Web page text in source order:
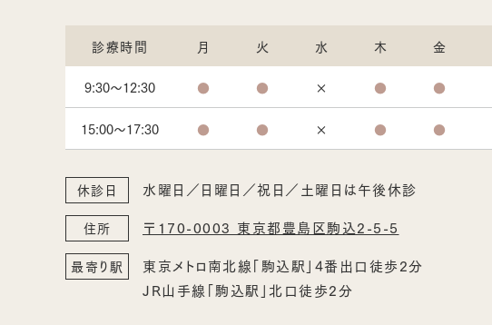
診療時間 月 火 水 木 金
9:30～12:30
● ● × ● ●
15:00〜17:30
● ● × ● ●
休診日 水曜日／日曜日／祝日／土曜日は午後休診
住所 〒170-0003 東京都豊島区駒込2-5-5
最寄り駅
東京メトロ南北線「駒込駅」4番出口徒歩2分
JR山手線「駒込駅」北口徒歩2分